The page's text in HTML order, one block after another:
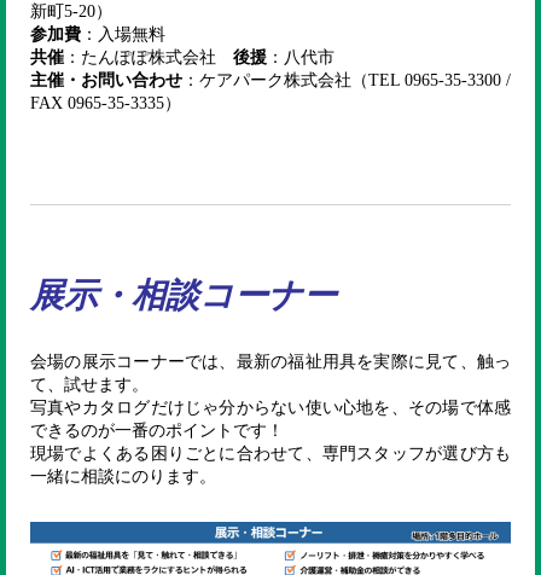
新町5-20）
参加費 ：入場無料
共催 ：たんぽぽ株式会社 後援 ：八代市
主催・お問い合わせ ：ケアパーク株式会社（TEL 0965-35-3300 /
FAX 0965-35-3335）
展示・相談コーナー
会場の展示コーナーでは、最新の福祉用具を実際に見て、触っ
て、試せます。
写真やカタログだけじゃ分からない使い心地を、その場で体感
できるのが一番のポイントです！
現場でよくある困りごとに合わせて、専門スタッフが選び方も
一緒に相談にのります。